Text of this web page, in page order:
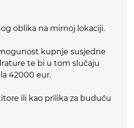
oblika na mirnoj lokaciji.
kupnje susjedne
te bi u tom slučaju
42000 eur.
ili kao prilika za buduću